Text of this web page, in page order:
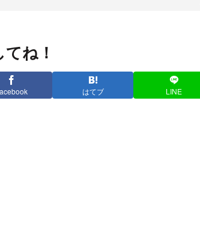
ね！
はてブ LINE